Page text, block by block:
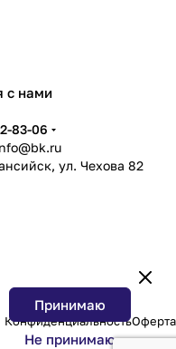
с нами
83-06
ул. Чехова 82
КонфиденциальностьОферта
Принимаю
Не принимаю